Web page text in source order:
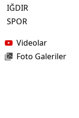
IĞDIR
SPOR
Videolar
Foto Galeriler